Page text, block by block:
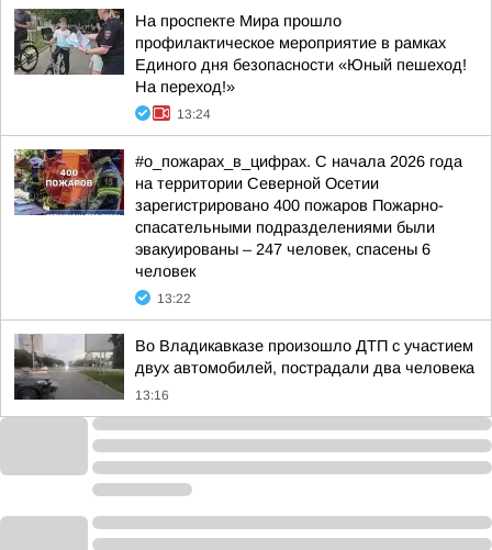
На проспекте Мира прошло
профилактическое мероприятие в рамках
Единого дня безопасности «Юный пешеход!
На переход!»
13:24
#о_пожарах_в_цифрах. С начала 2026 года
на территории Северной Осетии
зарегистрировано 400 пожаров Пожарно-
спасательными подразделениями были
эвакуированы – 247 человек, спасены 6
человек
13:22
Во Владикавказе произошло ДТП с участием
двух автомобилей, пострадали два человека
13:16